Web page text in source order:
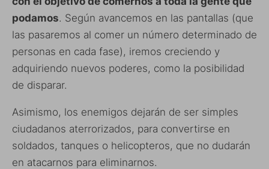
podamos. Según avancemos en las pantallas (que
las pasaremos al comer un número determinado de
personas en cada fase), iremos creciendo y
adquiriendo nuevos poderes, como la posibilidad
de disparar.
Asimismo, los enemigos dejarán de ser simples
ciudadanos aterrorizados, para convertirse en
soldados, tanques o helicopteros, que no dudarán
en atacarnos para eliminarnos.